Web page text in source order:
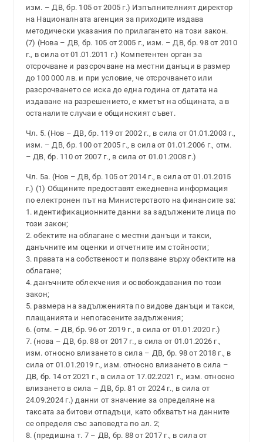
изм. – ДВ, бр. 105 от 2005 г.) Изпълнителният директор
на Националната агенция за приходите издава
методически указания по прилагането на този закон.
(7) (Нова – ДВ, бр. 105 от 2005 г., изм. – ДВ, бр. 98 от 2010
г., в сила от 01.01.2011 г.) Компетентен орган за
отсрочване и разсрочване на местни данъци в размер
до 100 000 лв. и при условие, че отсрочването или
разсрочването се иска до една година от датата на
издаване на разрешението, е кметът на общината, а в
останалите случаи е общинският съвет.
Чл. 5. (Нов – ДВ, бр. 119 от 2002 г., в сила от 01.01.2003 г.,
изм. – ДВ, бр. 100 от 2005 г., в сила от 01.01.2006 г., отм.
– ДВ, бр. 110 от 2007 г., в сила от 01.01.2008 г.)
Чл. 5а. (Нов – ДВ, бр. 105 от 2014 г., в сила от 01.01.2015
г.) (1) Общините предоставят ежедневна информация
по електронен път на Министерството на финансите за:
1. идентификационните данни за задължените лица по
този закон;
2. обектите на облагане с местни данъци и такси,
данъчните им оценки и отчетните им стойности;
3. правата на собственост и ползване върху обектите на
облагане;
4. данъчните облекчения и освобождавания по този
закон;
5. размера на задълженията по видове данъци и такси,
плащанията и непогасените задължения;
6. (отм. – ДВ, бр. 96 от 2019 г., в сила от 01.01.2020 г.)
7. (нова – ДВ, бр. 88 от 2017 г., в сила от 01.01.2026 г.,
изм. относно влизането в сила – ДВ, бр. 98 от 2018 г., в
сила от 01.01.2019 г., изм. относно влизането в сила –
ДВ, бр. 14 от 2021 г., в сила от 17.02.2021 г., изм. относно
влизането в сила – ДВ, бр. 81 от 2024 г., в сила от
24.09.2024 г.) данни от значение за определяне на
таксата за битови отпадъци, като обхватът на данните
се определя със заповедта по ал. 2;
8. (предишна т. 7 – ДВ, бр. 88 от 2017 г., в сила от